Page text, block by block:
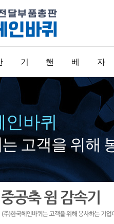
어
기
어
/
카
프
링
카프링
핸
/
손
잡
이
핸들/손
잡이류
베
베어링
자
동
화
시
스
템
빅이어
LM가이
드
스피드
가이드
SERO
볼스크
류
천복스
크류
인바퀴
는 고객을 위해